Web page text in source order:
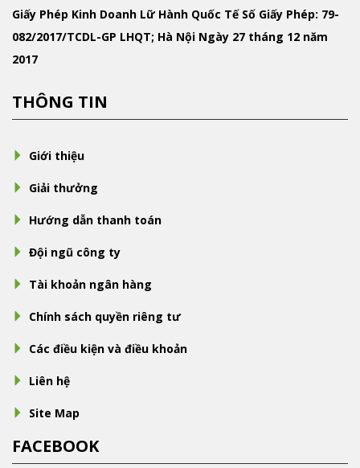
Giấy Phép Kinh Doanh Lữ Hành Quốc TếSố Giấy Phép: 79-
082/2017/TCDL-GP LHQT; Hà Nội Ngày 27 tháng 12 năm
2017
THÔNG TIN
Giới thiệu
Giải thưởng
Hướng dẫn thanh toán
Đội ngũ công ty
Tài khoản ngân hàng
Chính sách quyền riêng tư
Các điều kiện và điều khoản
Liên hệ
Site Map
FACEBOOK